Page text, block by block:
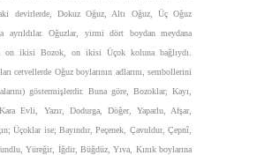
devirlerde, Dokuz Oğuz, Altı Oğuz, Üç Oğuz
ayrıldılar. Oğuzlar, yirmi dört boydan meydana
on ikisi Bozok, on ikisi Üçok koluna bağlıydı.
cetvellerde Oğuz boylarının adlarını, sembollerini
göstermişlerdir. Buna göre, Bozoklar; Kayı,
Evli, Yazır, Dodurga, Döğer, Yaparlu, Afşar,
Üçoklar ise; Bayındır, Peçenek, Çavuldur, Çepnî,
Yüreğir, İğdir, Büğdüz, Yıva, Kınık boylarına